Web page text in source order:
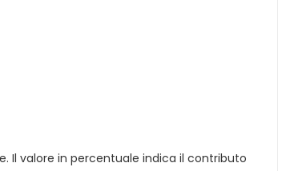
Il valore in percentuale indica il contributo